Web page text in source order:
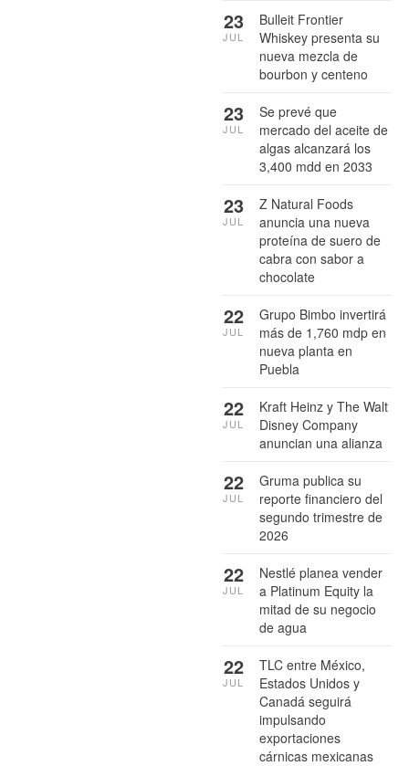
Bulleit Frontier
Whiskey presenta su
nueva mezcla de
bourbon y centeno
23
JUL
Se prevé que
mercado del aceite de
algas alcanzará los
3,400 mdd en 2033
23
JUL
Z Natural Foods
anuncia una nueva
proteína de suero de
cabra con sabor a
chocolate
23
JUL
Grupo Bimbo invertirá
más de 1,760 mdp en
nueva planta en
Puebla
22
JUL
Kraft Heinz y The Walt
Disney Company
anuncian una alianza
22
JUL
Gruma publica su
reporte financiero del
segundo trimestre de
2026
22
JUL
Nestlé planea vender
a Platinum Equity la
mitad de su negocio
de agua
22
JUL
TLC entre México,
Estados Unidos y
Canadá seguirá
impulsando
exportaciones
cárnicas mexicanas
22
JUL